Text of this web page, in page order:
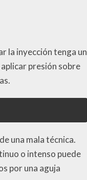
la inyección tenga un
presión sobre
una mala técnica.
o intenso puede
por una aguja